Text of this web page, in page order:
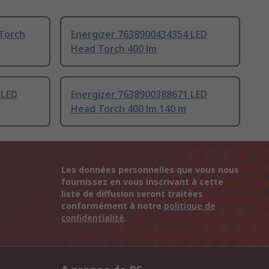
Energizer 7638900434354 LED
Head Torch 400 lm
Energizer 7638900388671 LED
Head Torch 400 lm 140 m
Les données personnelles que vous nous
fournissez en vous inscrivant à cette
liste de diffusion seront traitées
conformément à notre politique de
confidentialité.